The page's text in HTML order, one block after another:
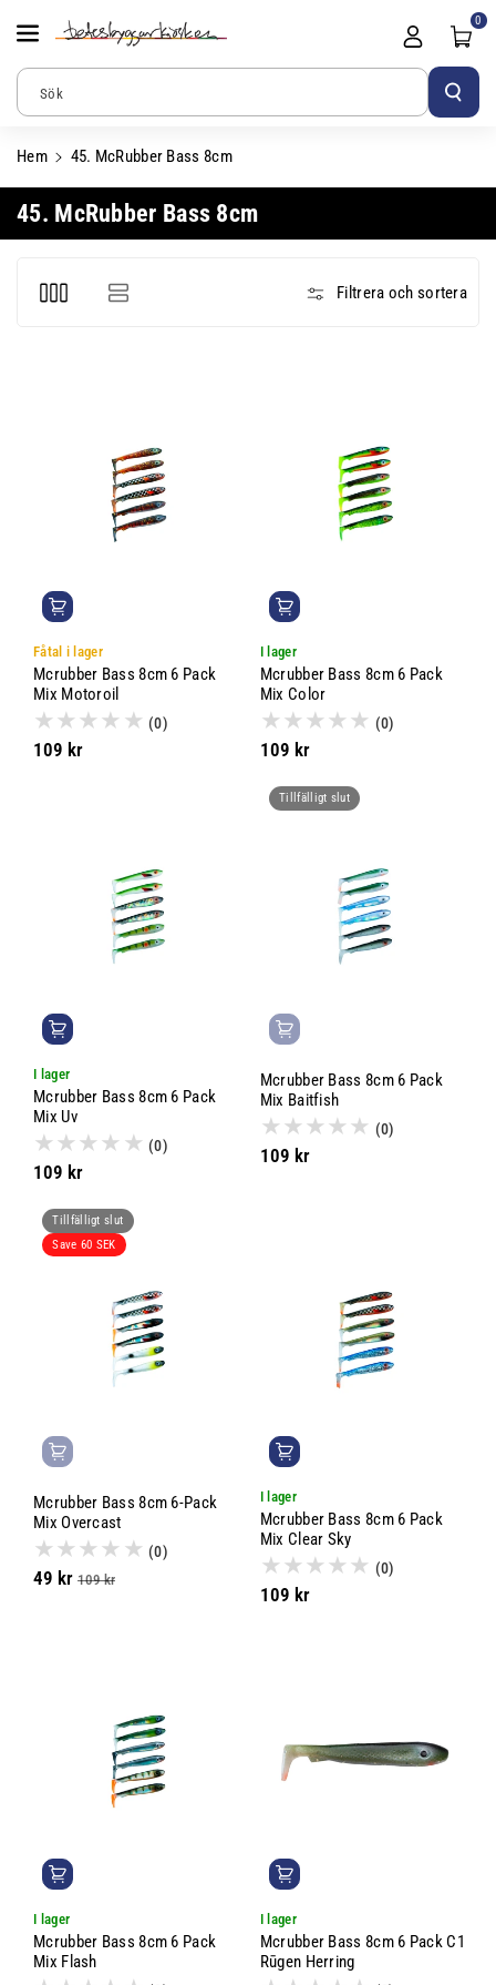
Innehåll
Sök
0
Hem 45. McRubber Bass 8cm
P
r
45. McRubber Bass 8cm
Filtrera och sortera
Fåtal i lager
Mcrubber Bass 8cm 6 Pack
Mix Motoroil
(0)
109 kr
I lager
Mcrubber Bass 8cm 6 Pack
Mix Color
(0)
109 kr
I lager
Mcrubber Bass 8cm 6 Pack
Mix Uv
(0)
109 kr
Tillfälligt slut
Mcrubber Bass 8cm 6 Pack
Mix Baitfish
(0)
109 kr
Tillfälligt slut
Save 60 SEK
Mcrubber Bass 8cm 6-Pack
Mix Overcast
(0)
49 kr 109 kr
I lager
Mcrubber Bass 8cm 6 Pack
Mix Clear Sky
(0)
109 kr
I lager
Mcrubber Bass 8cm 6 Pack
Mix Flash
I lager
Mcrubber Bass 8cm 6 Pack C1
Rūgen Herring